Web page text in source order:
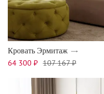
Кровать Эрмитаж
64 300 ₽ 107 167 ₽